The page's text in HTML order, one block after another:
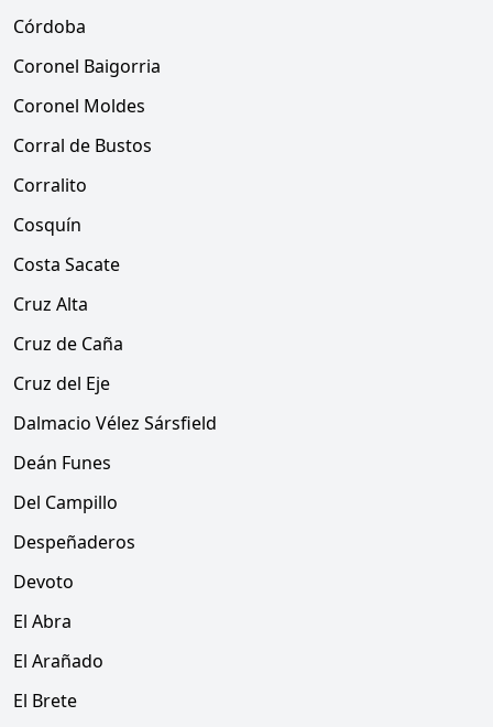
Córdoba
Coronel Baigorria
Coronel Moldes
Corral de Bustos
Corralito
Cosquín
Costa Sacate
Cruz Alta
Cruz de Caña
Cruz del Eje
Dalmacio Vélez Sársfield
Deán Funes
Del Campillo
Despeñaderos
Devoto
El Abra
El Arañado
El Brete